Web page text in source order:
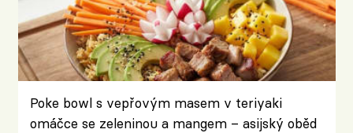
Poke bowl s vepřovým masem v teriyaki
omáčce se zeleninou a mangem – asijský oběd